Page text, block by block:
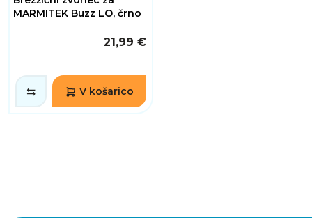
MARMITEK Buzz LO, črno
21,99 €
V košarico